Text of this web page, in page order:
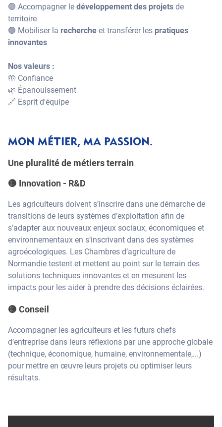
🟢 Accompagner le développement des projets de
territoire
🟢 Mobiliser la recherche et transférer les pratiques
innovantes
Nos valeurs :
🤲 Confiance
🌿 Épanouissement
🔗 Esprit d'équipe
MON MÉTIER, MA PASSION.
Une pluralité de métiers terrain
🟡 Innovation - R&D
Les agriculteurs doivent s’inscrire dans une démarche de
transitions de leurs systèmes d’exploitation afin de
s’adapter aux nouveaux enjeux sociaux, économiques et
environnementaux en s’inscrivant dans des systèmes
agroécologiques. Les Chambres d’agriculture de
Normandie testent et mettent au point sur le terrain des
solutions techniques innovantes et en mesurent les
impacts pour les aider à prendre des décisions éclairées.
🟡 Conseil
Accompagner les agriculteurs et les futurs chefs
d’entreprise dans leurs réflexions par une approche globale
(technique, économique, humaine, environnementale,...)
pour mettre en œuvre leurs projets ou optimiser leurs
résultats.